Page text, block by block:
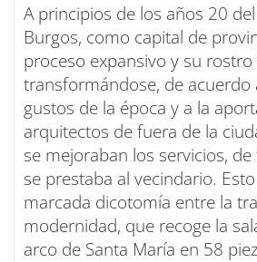
A principios de los años 20
Burgos, como capital de
proceso expansivo y su
transformándose, de acuerdo
gustos de la época y a la
arquitectos de fuera de la
se mejoraban los servicios,
se prestaba al vecindario.
marcada dicotomía entre la
modernidad, que recoge la
arco de Santa María en 58